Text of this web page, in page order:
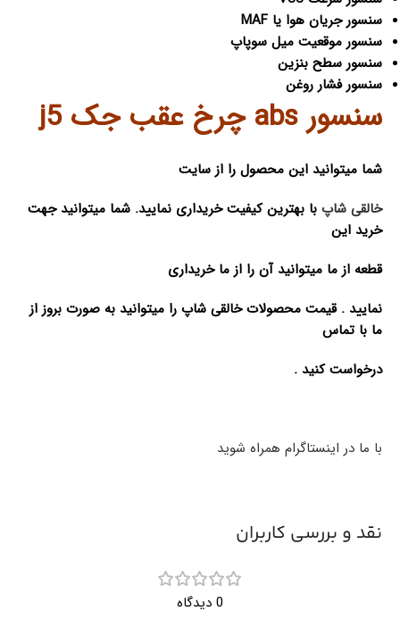
سنسور جریان هوا یا MAF
سنسور موقعیت میل سوپاپ
سنسور سطح بنزین
سنسور فشار روغن
سنسور abs چرخ عقب جک j5
شما میتوانید این محصول را از سایت
خالقی شاپ با بهترین کیفیت خریداری نمایید. شما میتوانید جهت
خرید این
قطعه از ما میتوانید آن را از ما خریداری
نمایید . قیمت محصولات خالقی شاپ را میتوانید به صورت بروز از
ما با تماس
درخواست کنید .
با ما در اینستاگرام همراه شوید
نقد و بررسی کاربران
0 دیدگاه